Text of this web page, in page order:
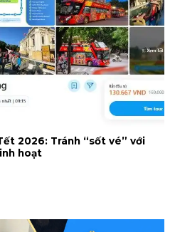
2026: Tránh “sốt vé” với
hoạt